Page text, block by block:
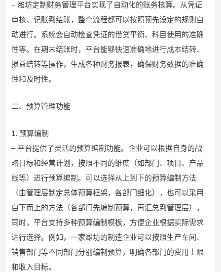
– 潍坊定制财务管理平台实现了自动化的账务核算。从凭证
审核、记账到结账，整个流程都可以按照预先设定的规则自
动进行。系统会自动检查凭证的借贷平衡、科目使用的准确
性等。在期末结账时，平台能够快速准确地进行成本结转、
损益结转等操作，生成各种财务报表，确保财务数据的准确
性和及时性。
二、预算管理功能
1. 预算编制
– 平台提供了灵活的预算编制功能。企业可以根据自身的战
略目标和经营计划，按照不同的维度（如部门、项目、产品
线等）进行预算编制。可以选择从上到下的预算编制方法
（由管理层制定总体预算框架，各部门细化），也可以采用
自下而上的方法（各部门先编制预算，再汇总到管理层）。
同时，平台支持多种预算编制模板，方便企业根据实际需求
进行选择。例如，一家潍坊的制造企业可以按照生产车间、
销售部门等不同部门分别编制预算，明确各部门的费用上限
和收入目标。